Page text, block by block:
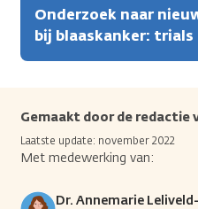
Onderzoek naar
bij blaaskanker: trials
Gemaakt door de redactie
Laatste update: november 2022
Met medewerking van:
Dr. Annemarie